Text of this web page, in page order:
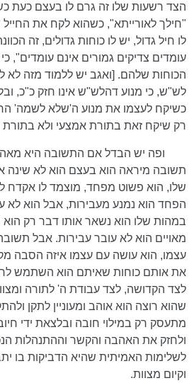
הצד רשעות שלו זה גרם לו בעצם כעת
"חילך לאורייתא", כשהוא לקח את החייל
לו חיל גדול, יש לו כוחות גדולים, זה
עומדים צדיקים גמורים אינם עומדים",
הכוחות שלהם. [ואגב יש ללמוד מזה לא
לש"ש, כי מנוע דהלש"ש אינו חזק כ"כ,
כשיקח לעצמו את מנוע ה'שלא לשמה'
רק שיקח זאת בתורת אמצעי ולא בתורת
ופה יש הבדל אם התשובה היא
תשובה מיראה הוא בעצם הוא לא שינה
שלו, הוא פשוט מפחד, מוצמד לו
הפחד הוא נמנע מעבירות, אבל הוא לא
במהות שלו הוא נשאר אותו דבר רק הוא
מאויים הוא לא עובר עבירות. אבל
עצמו, הוא עושה עם עצמו איזה הסבה
את אותם כוחות שאיתם הוא השתמש
לצד הקדושה, לצד עבודת ה' לתורה
שהוא רוצה הוא אוהב ומעוניין לתקן
מתעסק רק במילוי חובה ובלצאת ידי
ולחזק את האהבה והקשר וההתנהלות
לשלימות האמיתית שהיא הדביקות בו
וקיום מצוות.